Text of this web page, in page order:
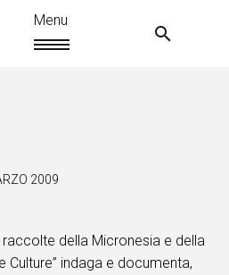
2009
raccolte della Micronesia e della
Culture” indaga e documenta,